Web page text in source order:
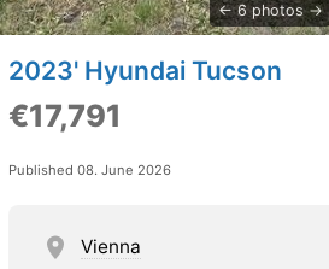
6 photos
2023' Hyundai Tucson
€17,791
Published 08. June 2026
Vienna